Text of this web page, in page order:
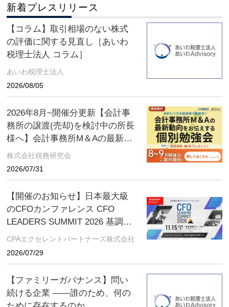
新着プレスリリース
【コラム】取引相場のない株式
の評価に関する見直し［あいわ
税理士法人 コラム］
あいわ税理士法人
2026/08/05
2026年8月~開催分更新【会計事
務所の譲渡(売却)を検討中の所長
様へ】会計事務所M＆Aの最新動
向をお伝えする無料個別勉強会
株式会社税務研究会
2026/07/31
【開催のお知らせ】日本最大級
のCFOカンファレンス CFO
LEADERS SUMMIT 2026 基調講
演にソフトバンクグループCFO
CPAエクセレントパートナーズ株式会社
2026/07/29
【ファミリーガバナンス】問い
続ける企業 ――誰のため、何の